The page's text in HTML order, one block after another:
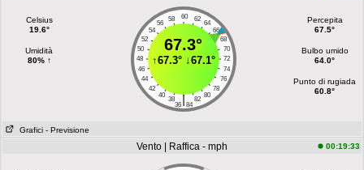
Celsius
19.6°
Umidità
80% ↑
60
58 62
56
64
54
66
52
68
50
70
48
72
46
74
44
76
42
78
40
80
38 82
|
36 84
67.3°
↑67.3°↓67.1°
Percepita
67.5°
Bulbo umido
64.0°
Punto di rugiada
60.8°
Grafici - Previsione
Vento | Raffica - mph 00:19:33